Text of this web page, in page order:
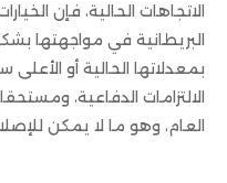
الاتجاهات الحالية، فإن
البريطانية في مواجهتها
بمعدلاتها الحالية أو
الالتزامات الدفاعية،
العام، وهو ما لا يمكن